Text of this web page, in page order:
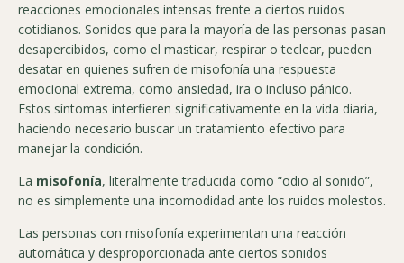
reacciones emocionales intensas frente a ciertos ruidos
cotidianos. Sonidos que para la mayoría de las personas pasan
desapercibidos, como el masticar, respirar o teclear, pueden
desatar en quienes sufren de misofonía una respuesta
emocional extrema, como ansiedad, ira o incluso pánico.
Estos síntomas interfieren significativamente en la vida diaria,
haciendo necesario buscar un tratamiento efectivo para
manejar la condición.
La misofonía, literalmente traducida como “odio al sonido”,
no es simplemente una incomodidad ante los ruidos molestos.
Las personas con misofonía experimentan una reacción
automática y desproporcionada ante ciertos sonidos